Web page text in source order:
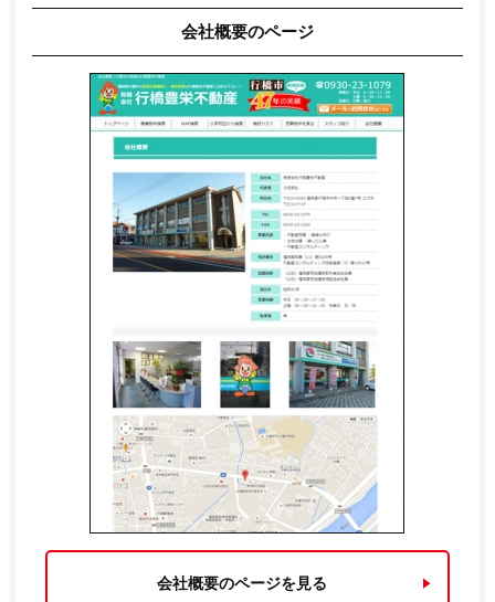
会社概要のページ
会社概要のページを見る